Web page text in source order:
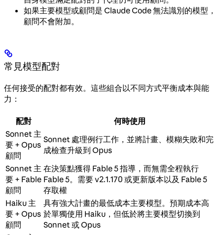
如果主要模型或顧問是 Claude Code 無法識別的模型，
顧問不會附加。
常見模型配對
任何接受的配對都有效。這些組合以不同方式平衡成本與能
力：
配對
何時使用
Sonnet 主
要 + Opus
顧問
Sonnet 處理例行工作，並將計畫、模糊失敗和完
成檢查升級到 Opus
Sonnet 主
要 + Fable
顧問
在決策點獲得 Fable 5 指導，而無需全程執行
Fable 5。需要 v2.1.170 或更新版本以及 Fable 5
存取權
Haiku 主
要 + Opus
顧問
具有強大計畫的最低成本主要模型。預期成本高
於單獨使用 Haiku，但低於將主要模型切換到
Sonnet 或 Opus